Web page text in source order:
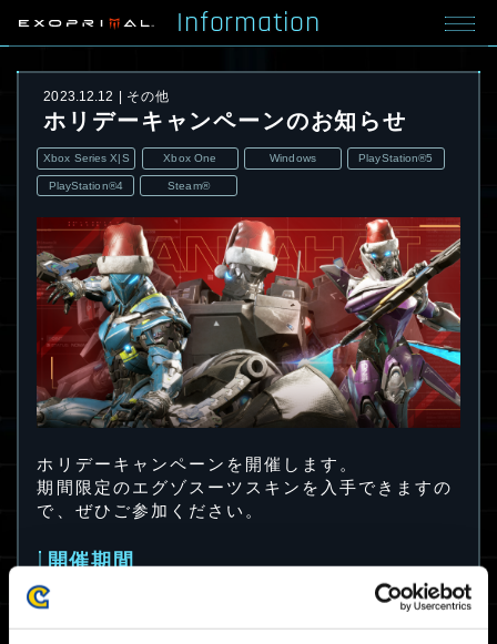
Information
2023.12.12 その他
ホリデーキャンペーンのお知らせ
Xbox Series X|S Xbox One Windows PlayStation®5
PlayStation®4 Steam®
ホリデーキャンペーンを開催します。
期間限定のエグゾスーツスキンを入手できますの
で、ぜひご参加ください。
開催期間
2023/12/14(木) 12:00 JST ～ 2023/12/27(水)
11:59 JST